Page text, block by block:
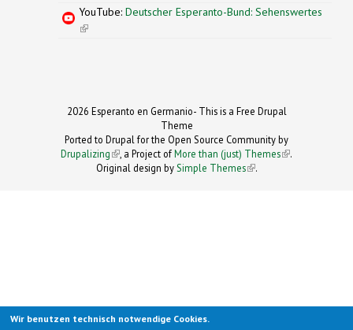
YouTube: Deutscher Esperanto-Bund: Sehenswertes
(link is external)
2026 Esperanto en Germanio- This is a Free Drupal
Theme
Ported to Drupal for the Open Source Community by
Drupalizing(link is external)
, a Project ofMore than (just) Themes (link is
.
Original design by Simple Themes
(link is
.
Wir benutzen technisch notwendige Cookies.